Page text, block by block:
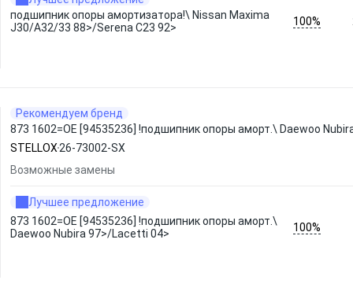
подшипник опоры амортизатора!\ Nissan Maxima
J30/A32/33 88>/Serena C23 92>
100%
Рекомендуем бренд
873 1602=OE [94535236] !подшипник опоры аморт.\ Daewoo
STELLOX 26-73002-SX
Возможные замены
Лучшее предложение
873 1602=OE [94535236] !подшипник опоры аморт.\
Daewoo Nubira 97>/Lacetti 04>
100%